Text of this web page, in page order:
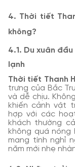
4. Thời tiết
không?
4.1. Du xuân
lạnh
Thời tiết Thanh
trưng của Bắc
và dễ chịu.
khiến cảnh vật
hợp với các
khách thường
không quá
mang tính nghỉ
năm mới nhẹ